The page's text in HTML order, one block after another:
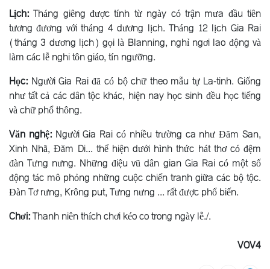
Lịch: Tháng giêng được tính từ ngày có trận mưa đầu tiên
tương đương với tháng 4 dương lịch. Tháng 12 lịch Gia Rai
(tháng 3 dương lịch) gọi là Blanning, nghỉ ngơi lao động và
làm các lễ nghi tôn giáo, tín ngưỡng.
Học: Người Gia Rai đã có bộ chữ theo mẫu tự La-tinh. Giống
như tất cả các dân tộc khác, hiện nay học sinh đều học tiếng
và chữ phổ thông.
Văn nghệ:Người Gia Rai có nhiều trường ca như Ðăm San,
Xinh Nhã, Ðăm Di... thể hiện dưới hình thức hát thơ có đệm
đàn Tưng nưng. Những điệu vũ dân gian Gia Rai có một số
động tác mô phỏng những cuộc chiến tranh giữa các bộ tộc.
Ðàn Tơ rưng, Krông put, Tưng nưng ... rất được phổ biến.
Chơi:Thanh niên thích chơi kéo co trong ngày lễ./.
VOV4